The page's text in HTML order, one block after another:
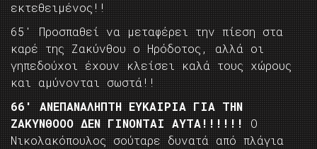
εκτεθειμένος!!
65′ Προσπαθεί να μεταφέρει την πίεση στα
καρέ της Ζακύνθου ο Ηρόδοτος, αλλά οι
γηπεδούχοι έχουν κλείσει καλά τους χώρους
και αμύνονται σωστά!!
66′ ΑΝΕΠΑΝΑΛΗΠΤΗ ΕΥΚΑΙΡΙΑ ΓΙΑ ΤΗΝ
ΖΑΚΥΝΘΟΟΟ ΔΕΝ ΓΙΝΟΝΤΑΙ ΑΥΤΑ!!!!!! Ο
Νικολακόπουλος σούταρε δυνατά από πλάγια